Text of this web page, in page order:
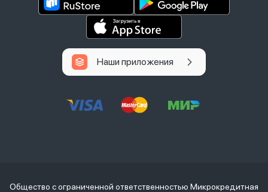
Наши приложения
Общество с ограниченной ответственностью Микрокредитная